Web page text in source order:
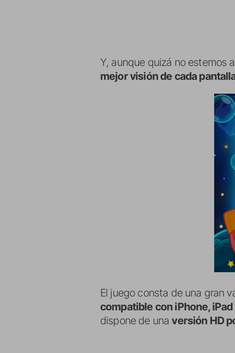
Y, aunque quizá no estemos
mejor visión de cada
El juego consta de una gran
compatible con iPhone, iPad
dispone de unaversión HD